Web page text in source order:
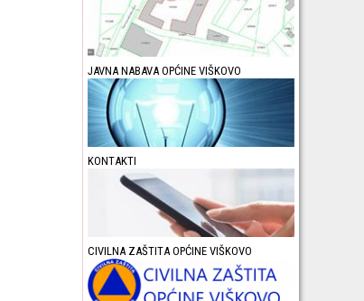
JAVNA NABAVA OPĆINE VIŠKOVO
KONTAKTI
CIVILNA ZAŠTITA OPĆINE VIŠKOVO